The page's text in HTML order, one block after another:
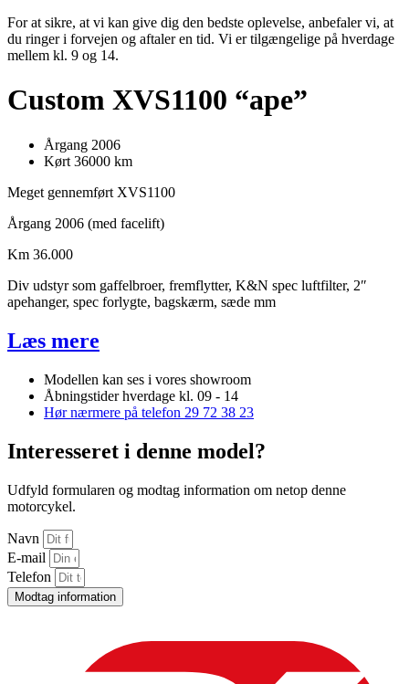
For at sikre, at vi kan give dig den bedste oplevelse, anbefaler vi, at
du ringer i forvejen og aftaler en tid. Vi er tilgængelige på hverdage
mellem kl. 9 og 14.
Custom XVS1100 “ape”
Årgang 2006
Kørt 36000 km
Meget gennemført XVS1100
Årgang 2006 (med facelift)
Km 36.000
Div udstyr som gaffelbroer, fremflytter, K&N spec luftfilter, 2″
apehanger, spec forlygte, bagskærm, sæde mm
Læs mere
Modellen kan ses i vores showroom
Åbningstider hverdage kl. 09 - 14
Hør nærmere på telefon 29 72 38 23
Interesseret i denne model?
Udfyld formularen og modtag information om netop denne
motorcykel.
Navn
E-mail
Telefon
Modtag information